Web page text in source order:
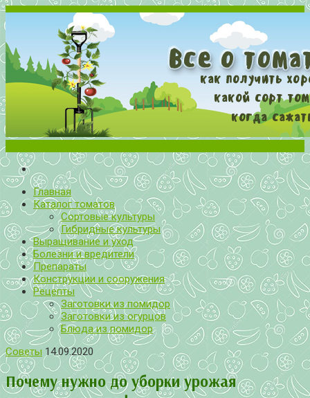
Все о томатах. Выращивание томатов. Сорта и рассада.
Выращивание и уход за томатами
Главная
Каталог томатов
Сортовые культуры
Гибридные культуры
Выращивание и уход
Болезни и вредители
Препараты
Конструкции и сооружения
Рецепты
Заготовки из помидор
Заготовки из огурцов
Блюда из помидор
Советы 14.09.2020
Почему нужно до уборки урожая